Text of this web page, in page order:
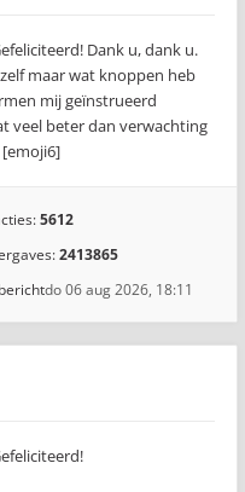
Dank u, dank u.
maar wat knoppen heb
mij geïnstrueerd
veel beter dan verwachting
[emoji6]
5612
2413865
do 06 aug 2026, 18:11